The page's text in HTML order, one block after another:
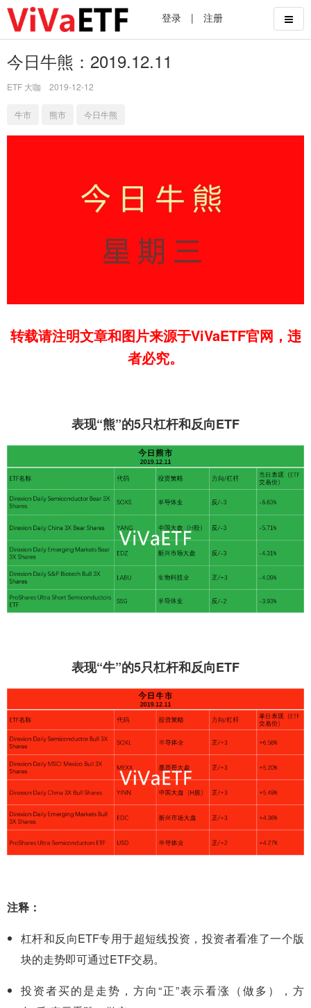
登录 | 注册
今日牛熊：2019.12.11
ETF 大咖 2019-12-12
牛市 熊市 今日牛熊
转载请注明文章和图片来源于ViVaETF官网，违
者必究。
表现“熊”的5只杠杆和反向ETF
表现“牛”的5只杠杆和反向ETF
注释：
杠杆和反向ETF专用于超短线投资，投资者看准了一个版
块的走势即可通过ETF交易。
投资者买的是走势，方向“正”表示看涨（做多），方